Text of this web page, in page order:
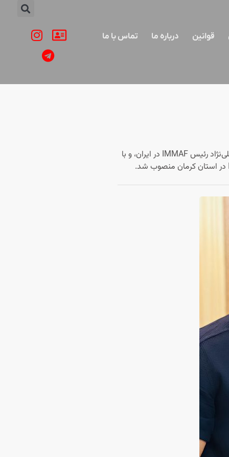
قوانین درباره ما تماس با ما
با توجه به سوابق فنی، اخلاقی و اجرایی ارزشمند در حوزه ورزش‌های رزمی، به‌ویژه در رشته هنرهای رزمی ترکیبی (MMA)، و بنا به پیشنهاد مجید علی‌نژاد رئیس IMMAF در ایران، و با